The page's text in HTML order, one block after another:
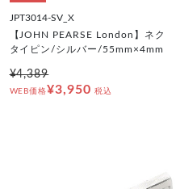
JPT3014-SV_X
【JOHN PEARSE London】ネク
タイピン/シルバー/55mm×4mm
¥4,389
WEB価格¥3,950 税込